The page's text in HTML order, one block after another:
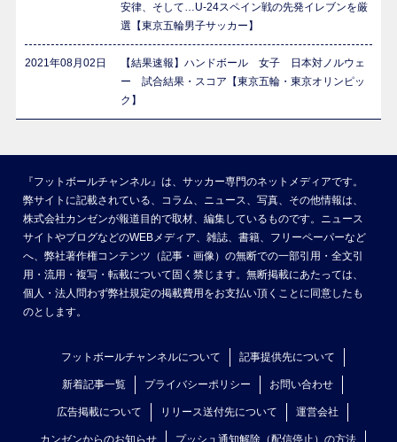
安律、そして…U-24スペイン戦の先発イレブンを厳
選【東京五輪男子サッカー】
2021年08月02日
【結果速報】ハンドボール 女子 日本対ノルウェ
ー 試合結果・スコア【東京五輪・東京オリンピッ
ク】
『フットボールチャンネル』は、サッカー専門のネットメディアです。
弊サイトに記載されている、コラム、ニュース、写真、その他情報は、
株式会社カンゼンが報道目的で取材、編集しているものです。ニュース
サイトやブログなどのWEBメディア、雑誌、書籍、フリーペーパーなど
へ、弊社著作権コンテンツ（記事・画像）の無断での一部引用・全文引
用・流用・複写・転載について固く禁じます。無断掲載にあたっては、
個人・法人問わず弊社規定の掲載費用をお支払い頂くことに同意したも
のとします。
フットボールチャンネルについて 記事提供先について
新着記事一覧 プライバシーポリシー お問い合わせ
広告掲載について リリース送付先について 運営会社